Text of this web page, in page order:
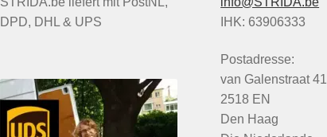
DPD, DHL & UPS
IHK: 63906333
Postadresse:
van Galenstraat 41
2518 EN
Den Haag